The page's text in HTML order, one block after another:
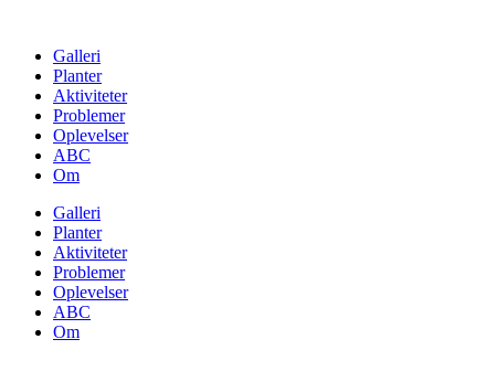
contentGalleri
Planter
Aktiviteter
Problemer
Oplevelser
ABC
Om
Galleri
Planter
Aktiviteter
Problemer
Oplevelser
ABC
Om